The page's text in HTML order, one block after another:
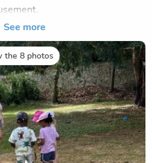
photos de cette belle
jeux et de bonne humeur !
See more
the 8 photos